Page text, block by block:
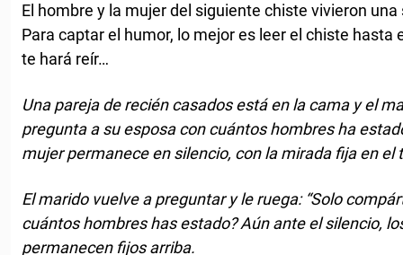
El hombre y la mujer del siguiente chiste vivieron
Para captar el humor, lo mejor es leer el chiste hasta
te hará reír…
Una pareja de recién casados está en la cama y el
pregunta a su esposa con cuántos hombres ha
mujer permanece en silencio, con la mirada fija en el
El marido vuelve a preguntar y le ruega: “Solo
cuántos hombres has estado? Aún ante el silencio,
permanecen fijos arriba.